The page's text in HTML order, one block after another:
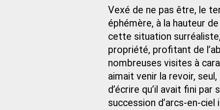
Vexé de ne pas être, le
éphémère, à la hauteur
cette situation
propriété, profitant de
nombreuses visites à
aimait venir la revoir,
d’écrire qu’il avait fini
succession d’arcs-en-